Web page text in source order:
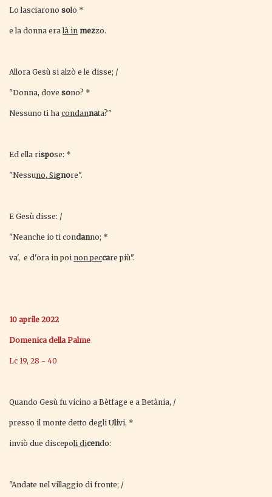
Lo lasciarono solo *
e la donna eralà in mezzo.
Allora Gesù si alzò e le disse; /
"Donna, dove sono? *
Nessuno ti ha condannata?"
Ed ella rispose: *
"Nessuno, Signore".
E Gesù disse: /
"Neanche io ti condanno; *
va', e d'ora in poi non peccare più".
10 aprile 2022
Domenica della Palme
Lc 19, 28 - 40
Quando Gesù fu vicino a Bètfage e a Betània, /
presso il monte detto degli Ulivi, *
inviò due discepoli dicendo:
"Andate nel villaggio di fronte; /